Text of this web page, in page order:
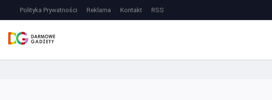
Polityka Prywatności Reklama Kontakt RSS